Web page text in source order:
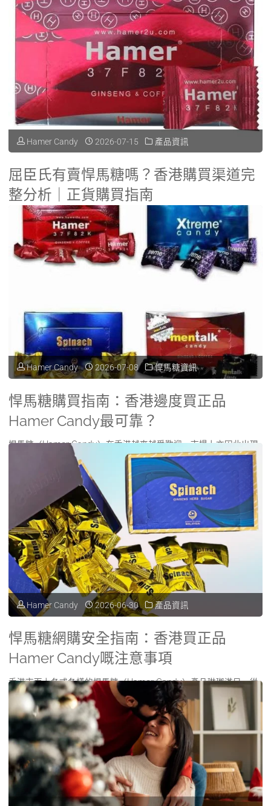
比
+
網
購
注
意
項"
授
權
阱
與
安
全
完
整
攻
略"
Read more
馬
官
正
貨
購
買
完
整
如
何
辨
別
授
權
道
與
確
保
正
品？"
Hamer Candy 2026-07-15 產品資訊
屈臣氏有賣悍馬糖嗎？香港購買渠道完
整分析｜正貨購買指南
香港屈臣氏和萬寧有賣悍馬糖嗎？ 香港消費者想要購買悍馬糖時，
第一個念頭往往就是去屈臣氏或萬寧這類大型 …
Read more"屈
有
賣
悍
馬
糖
嗎？
港
購
買
渠
整
析
｜
正
貨
購
Hamer Candy 2026-07-08 悍馬糖資訊
悍馬糖購買指南：香港邊度買正品
Hamer Candy最可靠？
悍馬糖（Hamer Candy）在香港越來越受歡迎，市場上亦因此出現
了大量聲稱正品的產品。對於第一次 …
馬
糖
購
買
指
南：
香
港
邊
度
買
正
品
Hamer Candy 2026-06-30 產品資訊
悍馬糖網購安全指南：香港買正品
Hamer Candy嘅注意事項
香港市面上各式各樣的悍馬糖（Hamer Candy）產品琳瑯滿目，從
經典紅糖、人氣金糖到最新推出的藍 …
Read more"悍
馬
糖
網